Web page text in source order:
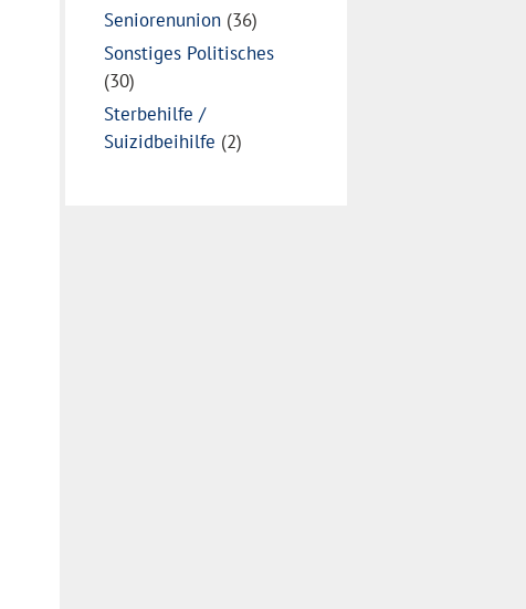
Seniorenunion (36)
Sonstiges Politisches
(30)
Sterbehilfe /
Suizidbeihilfe (2)